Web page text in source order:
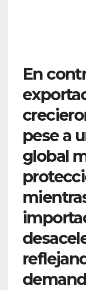
En
pese a
global